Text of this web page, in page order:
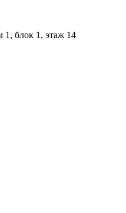
1, блок 1, этаж 14